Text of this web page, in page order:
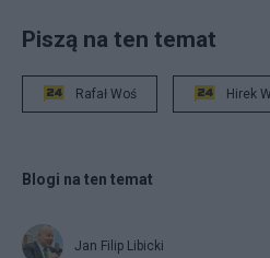
Piszą na ten temat
Rafał Woś Hirek
Blogi na ten temat
Jan Filip Libicki